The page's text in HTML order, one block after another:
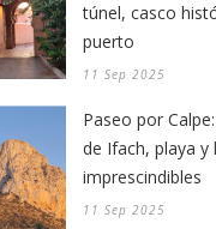
túnel, casco
puerto
11 Sep 2025
Paseo por
de Ifach, playa y
imprescindibles
11 Sep 2025